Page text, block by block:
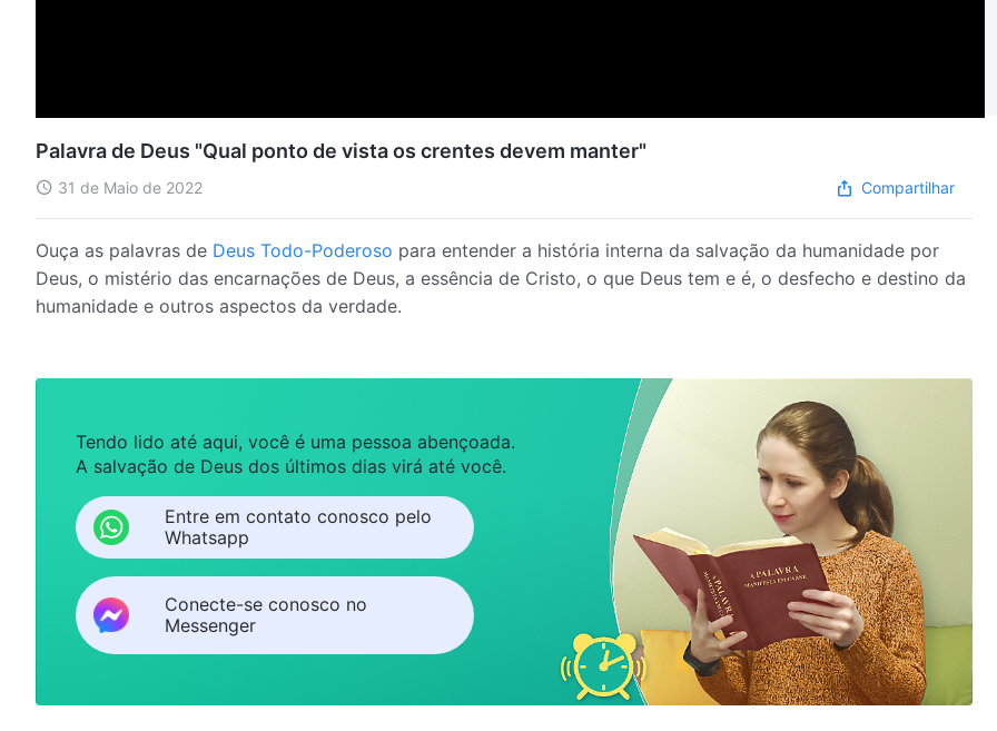
Palavra de Deus "Qual ponto de vista os crentes devem manter"
31 de Maio de 2022 Compartilhar
Ouça as palavras de Deus Todo-Poderoso para entender a história interna da salvação da humanidade por
Deus, o mistério das encarnações de Deus, a essência de Cristo, o que Deus tem e é, o desfecho e destino da
humanidade e outros aspectos da verdade.
Tendo lido até aqui, você é uma pessoa abençoada.
A salvação de Deus dos últimos dias virá até você.
Entre em contato conosco pelo
Whatsapp
Conecte-se conosco no
Messenger